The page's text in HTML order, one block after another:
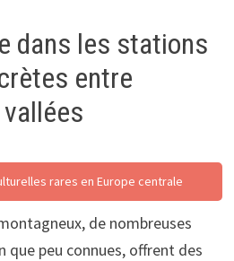
dans les stations
entre
rares en Europe centrale
de nombreuses
peu connues, offrent des